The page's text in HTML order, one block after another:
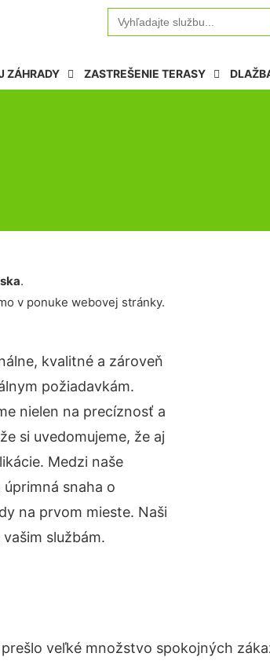
Search
for:
ZÁHRADY ZASTREŠENIE TERASY
.
v ponuke webovej stránky.
kvalitné a zároveň
požiadavkám.
nielen na precíznosť a
si uvedomujeme, že aj
Medzi naše
snaha o
na prvom mieste. Naši
službám.
veľké množstvo spokojných